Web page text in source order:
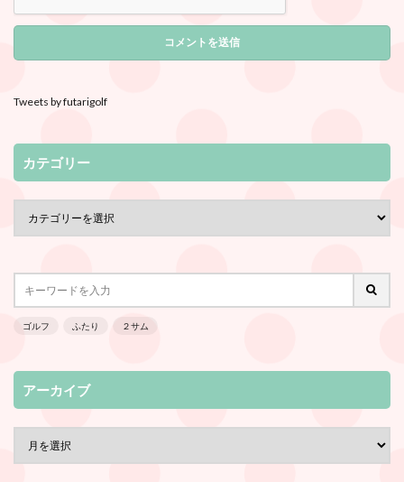
Tweets by futarigolf
カテゴリー
ゴルフ ふたり ２サム
アーカイブ